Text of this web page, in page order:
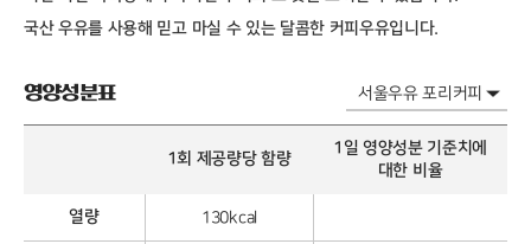
국산 우유를 사용해 믿고 마실 수 있는 달콤한 커피우유입니다.
영양성분표
1회 제공량당 함량
1일 영양성분 기준치에
대한 비율
열량 130kcal